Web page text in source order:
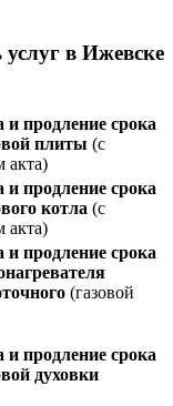
услуг в Ижевске
и продление срока
плиты (с
акта)
и продление срока
котла (с
акта)
и продление срока
(газовой
и продление срока
духовки